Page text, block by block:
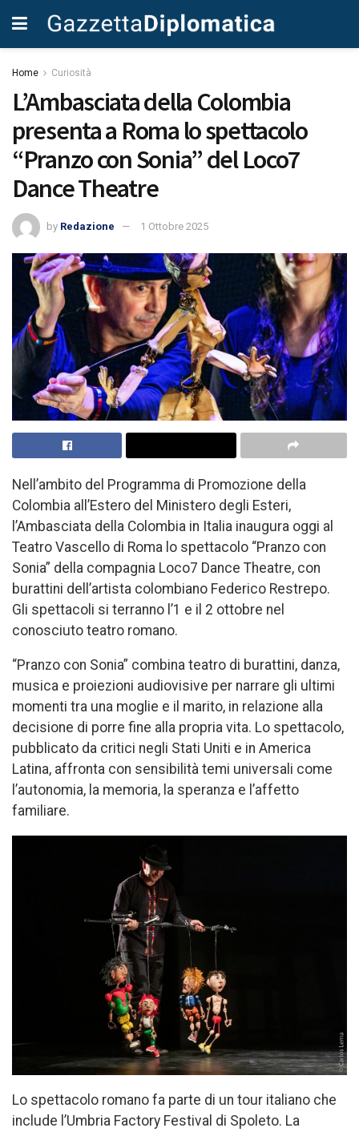
Home Curiosità
L’Ambasciata della Colombia
presenta a Roma lo spettacolo
“Pranzo con Sonia” del Loco7
Dance Theatre
by Redazione 1 Ottobre 2025
Nell’ambito del Programma di Promozione della
Colombia all’Estero del Ministero degli Esteri,
l’Ambasciata della Colombia in Italia inaugura oggi al
Teatro Vascello di Roma lo spettacolo “Pranzo con
Sonia” della compagnia Loco7 Dance Theatre, con
burattini dell’artista colombiano Federico Restrepo.
Gli spettacoli si terranno l’1 e il 2 ottobre nel
conosciuto teatro romano.
“Pranzo con Sonia” combina teatro di burattini, danza,
musica e proiezioni audiovisive per narrare gli ultimi
momenti tra una moglie e il marito, in relazione alla
decisione di porre fine alla propria vita. Lo spettacolo,
pubblicato da critici negli Stati Uniti e in America
Latina, affronta con sensibilità temi universali come
l’autonomia, la memoria, la speranza e l’affetto
familiare.
Lo spettacolo romano fa parte di un tour italiano che
include l’Umbria Factory Festival di Spoleto. La